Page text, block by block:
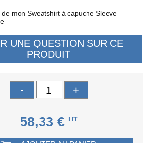
mon Sweatshirt à capuche Sleeve
- +
58,33 € HT